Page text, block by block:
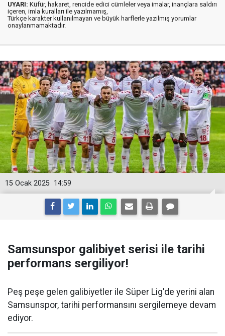
UYARI: Küfür, hakaret, rencide edici cümleler veya imalar, inançlara saldırı
içeren, imla kuralları ile yazılmamış,
Türkçe karakter kullanılmayan ve büyük harflerle yazılmış yorumlar
onaylanmamaktadır.
14:59
15 Ocak 2025
Samsunspor galibiyet serisi ile tarihi
performans sergiliyor!
Peş peşe gelen galibiyetler ile Süper Lig'de yerini alan
Samsunspor, tarihi performansını sergilemeye devam
ediyor.